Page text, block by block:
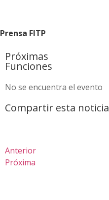
Prensa FITP
Próximas
Funciones
No se encuentra el evento
Compartir esta noticia
Anterior
Próxima